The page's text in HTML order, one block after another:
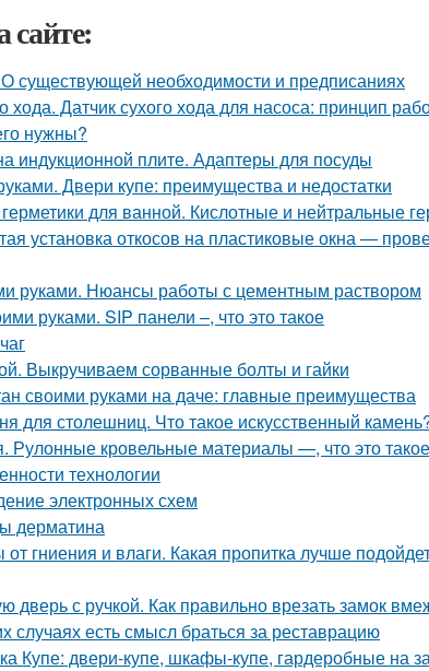
сайте:
существующей необходимости и предписаниях
хода. Датчик сухого хода для насоса: принцип
нужны?
индукционной плите. Адаптеры для посуды
Двери купе: преимущества и недостатки
для ванной. Кислотные и нейтральные
установка откосов на пластиковые окна —
руками. Нюансы работы с цементным раствором
руками. SIP панели –, что это такое
Выкручиваем сорванные болты и гайки
своими руками на даче: главные преимущества
для столешниц. Что такое искусственный
Рулонные кровельные материалы —, что это такое
технологии
электронных схем
дерматина
гниения и влаги. Какая пропитка лучше
дверь с ручкой. Как правильно врезать замок
случаях есть смысл браться за реставрацию
Купе: двери-купе, шкафы-купе, гардеробные на